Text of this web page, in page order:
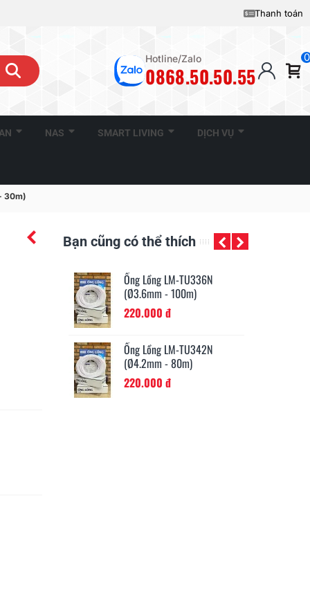
Thanh toán
Hotline/Zalo
0868.50.50.55
0
NAS SMART LIVING DỊCH VỤ
30m)
Bạn cũng có thể thích
Ống Lồng LM-TU352N
(Ø5.2mm - 80m)
220.000 đ
Ống Lồng LM-TU364N
(Ø6.4mm - 50m)
220.000 đ